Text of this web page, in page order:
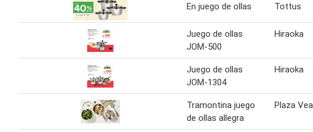
En juego de ollas Tottus
Juego de ollas
JOM-500
Hiraoka
Juego de ollas
JOM-1304
Hiraoka
Tramontina juego
de ollas allegra
Plaza Vea